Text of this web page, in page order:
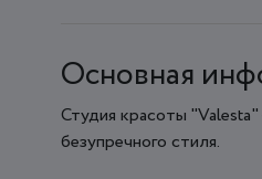
Основная
Студия красоты
безупречного стиля.